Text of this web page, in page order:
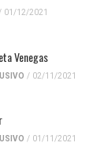
/ 01/12/2021
Venegas
/ 02/11/2021
/ 01/11/2021